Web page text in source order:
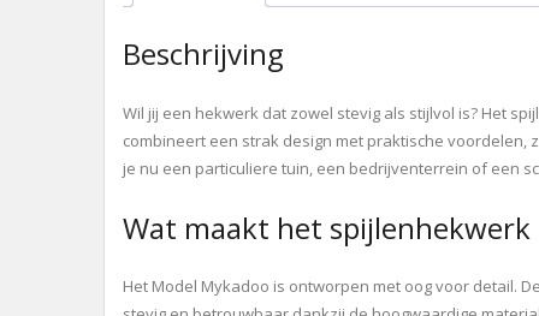
Beschrijving
Wil jij een hekwerk dat zowel stevig als stijlvol is? Het
combineert een strak design met praktische
je nu een particuliere tuin, een bedrijventerrein of een
Wat maakt het
Het Model Mykadoo is ontworpen met oog voor detail.